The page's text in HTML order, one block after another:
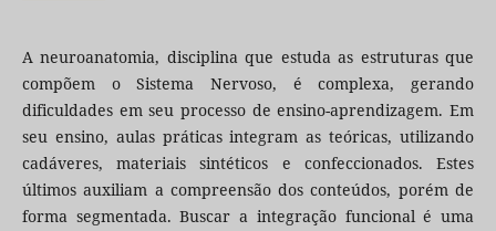
A neuroanatomia, disciplina que estuda as estruturas que
compõem o Sistema Nervoso, é complexa, gerando
dificuldades em seu processo de ensino-aprendizagem. Em
seu ensino, aulas práticas integram as teóricas, utilizando
cadáveres, materiais sintéticos e confeccionados. Estes
últimos auxiliam a compreensão dos conteúdos, porém de
forma segmentada. Buscar a integração funcional é uma